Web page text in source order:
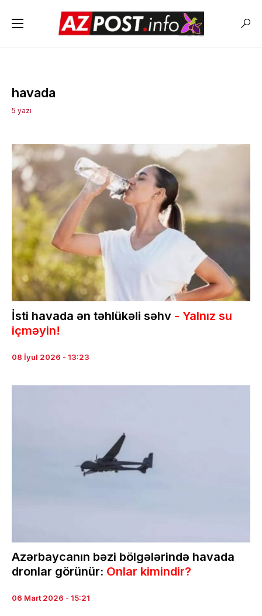
havada
5 yazı
İsti havada ən təhlükəli səhv - Yalnız su
içməyin!
08 İyul 2026 - 13:23
Azərbaycanın bəzi bölgələrində havada
dronlar görünür: Onlar kimindir?
06 Mart 2026 - 15:21